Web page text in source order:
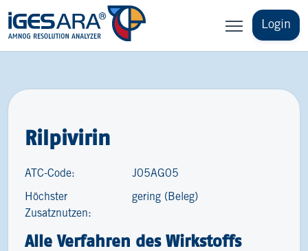
Login
Rilpivirin
ATC-Code: J05AG05
Höchster
Zusatznutzen:
gering (Beleg)
Alle Verfahren des Wirkstoffs